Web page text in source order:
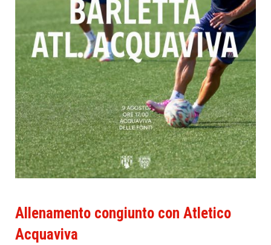
Allenamento congiunto con Atletico
Acquaviva